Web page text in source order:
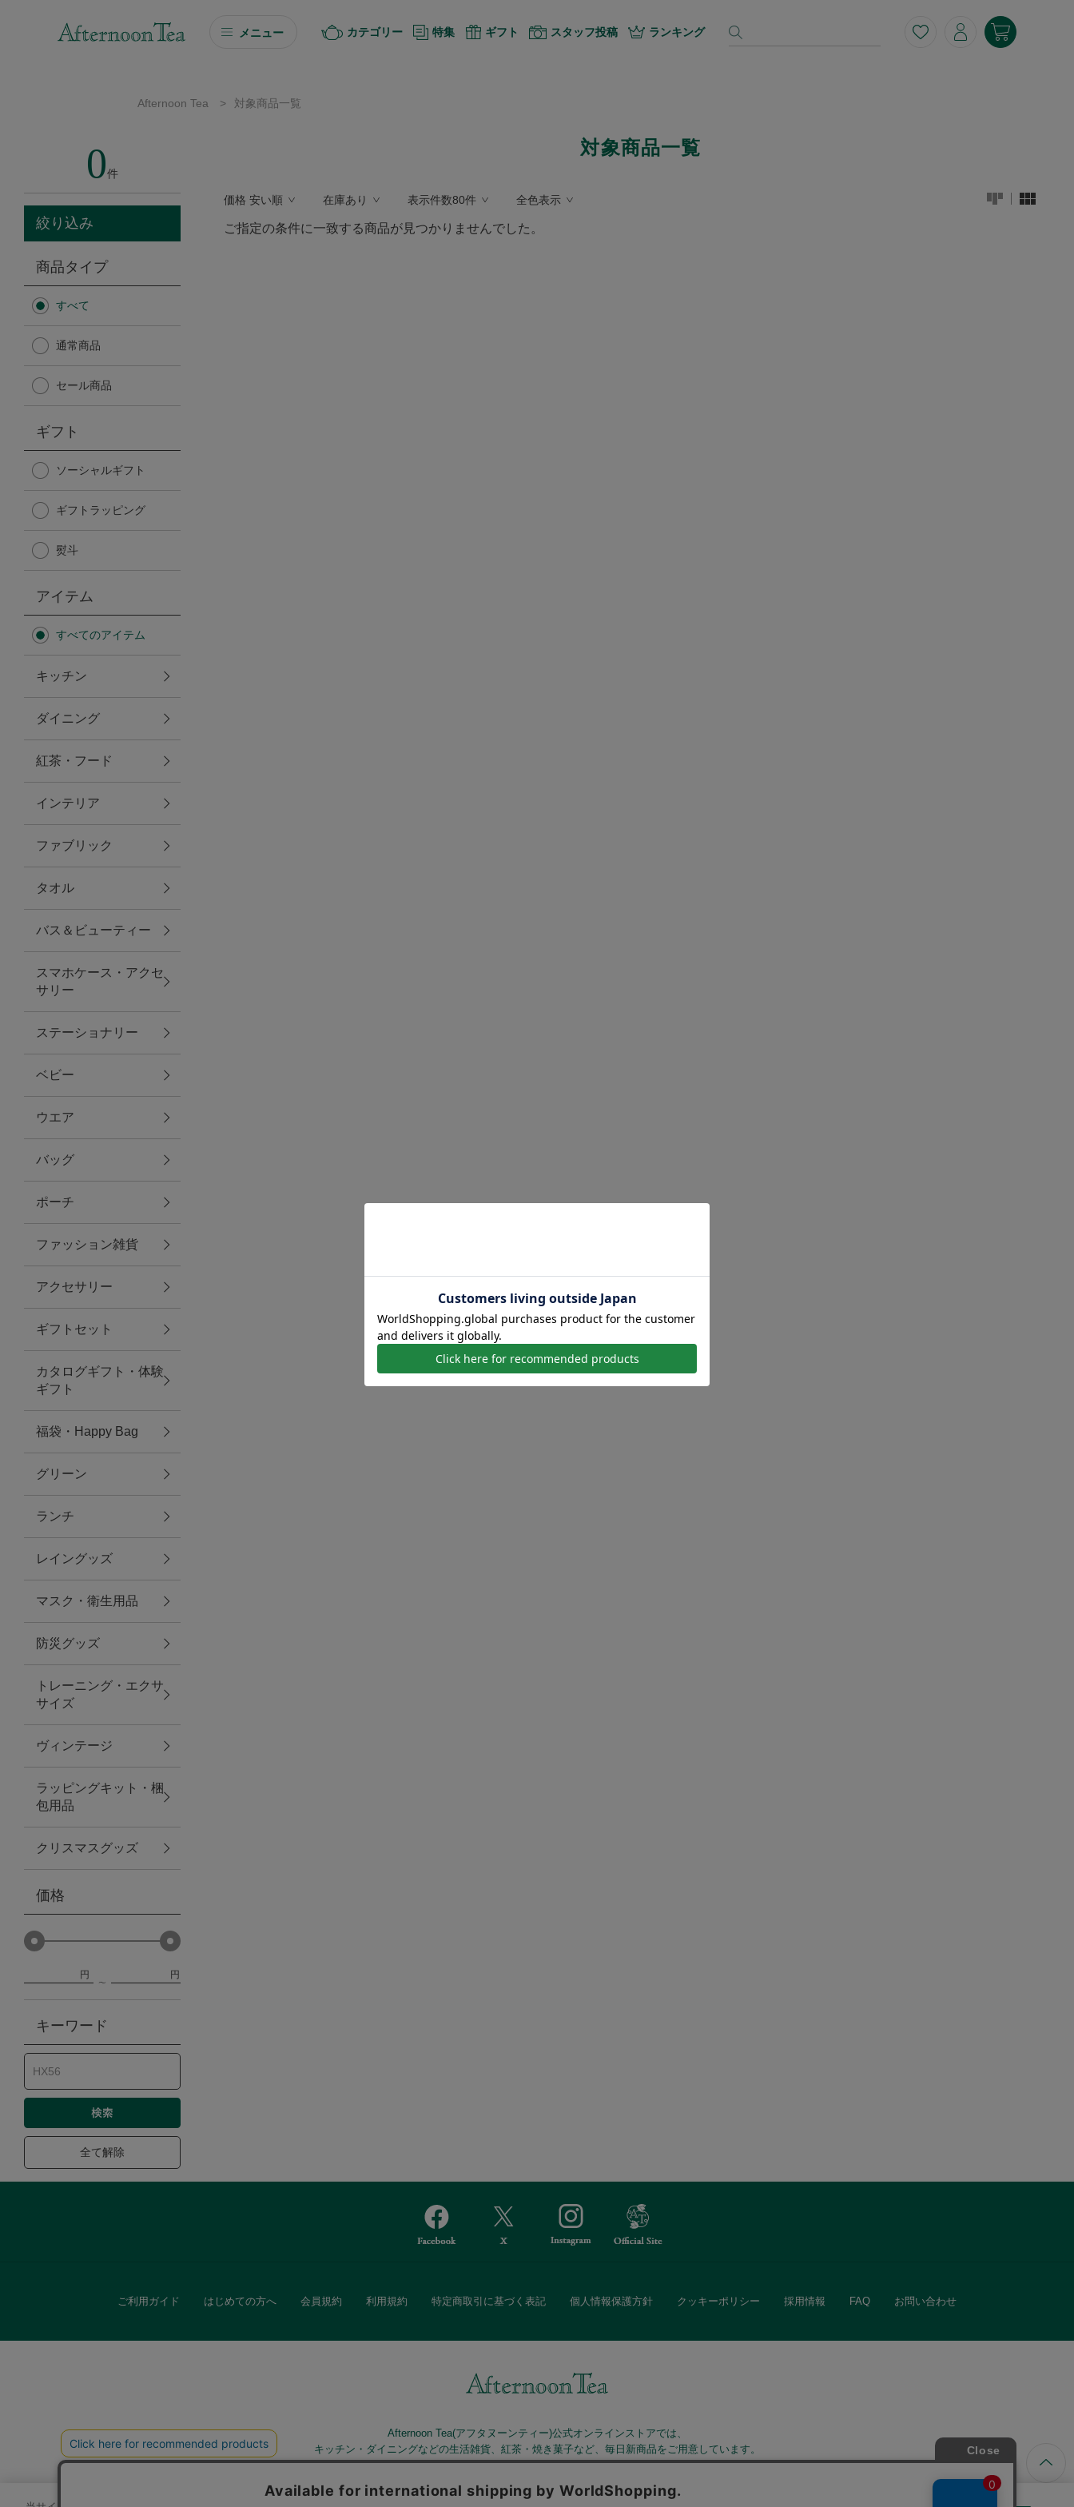
メニュー
ソーシャルギフト
カタログギフト
Afternoon Tea TEAROOM
Afternoon Tea TEAROOM
日傘
保冷バッグ
無重力シリーズ
トラベルグッズ
ランチ
バッグ
キッチン・ダイニング
ダイニング
キッチン
ファブリック
グリーン
バス＆ビューティー
バス＆ビューティー
タオル
ウエア＆バッグ
ウエア
レイングッズ
アクセサリー
ファッション雑貨
ファッショングッズ
スマホケース・アクセサリー
ポーチ
ステーショナリー
その他
紅茶・フード
防災グッズ・非常食
トレーニング
ヴィンテージ
カテゴリー 特集 ギフト スタッフ投稿 ランキング
Afternoon Tea > 対象商品一覧
0件
絞り込み
商品タイプ
すべて
通常商品
セール商品
ギフト
ソーシャルギフト
ギフトラッピング
熨斗
アイテム
すべてのアイテム
キッチン
ダイニング
紅茶・フード
インテリア
ファブリック
タオル
バス＆ビューティー
スマホケース・アクセ
サリー
ステーショナリー
ベビー
ウエア
バッグ
ポーチ
ファッション雑貨
アクセサリー
ギフトセット
カタログギフト・体験
ギフト
福袋・Happy Bag
グリーン
ランチ
レイングッズ
マスク・衛生用品
防災グッズ
トレーニング・エクサ
サイズ
ヴィンテージ
ラッピングキット・梱
包用品
クリスマスグッズ
価格
円 円
キーワード
全て解除
対象商品一覧
価格 安い順 在庫あり 表示件数80件 全色表示
ご指定の条件に一致する商品が見つかりませんでした。
ご利用ガイド はじめての方へ 会員規約 利用規約 特定商取引に基づく表記 個人情報保護方針 クッキーポリシー 採用情報 FAQ お問い合わせ
Afternoon Tea(アフタヌーンティー)公式オンラインストアでは、
キッチン・ダイニングなどの生活雑貨、紅茶・焼き菓子など、毎日新商品をご用意しています。
また、ギフトセットなどギフトにぴったりの豊富な商品がラインナップ。
「ソーシャルギフト」サービスもご提供しています。